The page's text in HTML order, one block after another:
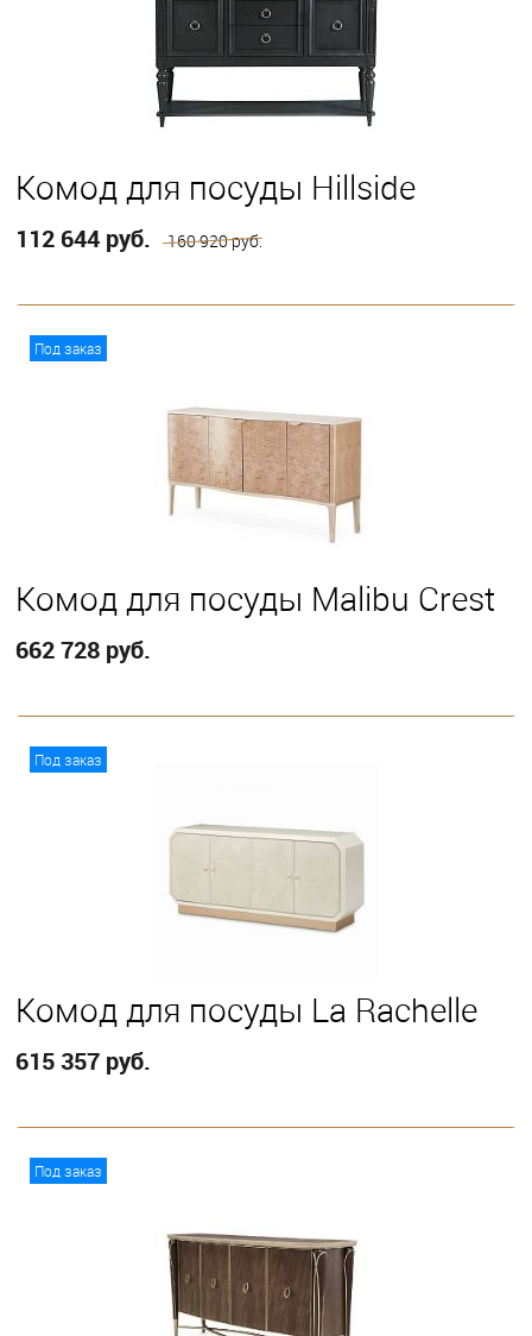
Комод для посуды Hillside
112 644 руб. 160 920 руб.
Под заказ
Комод для посуды Malibu Crest
662 728 руб.
Под заказ
Комод для посуды La Rachelle
615 357 руб.
Под заказ